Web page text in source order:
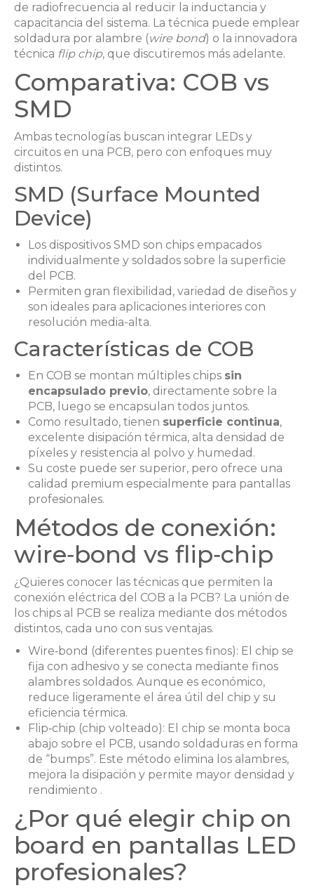
de radiofrecuencia al reducir la inductancia y
capacitancia del sistema. La técnica puede emplear
soldadura por alambre (wire bond) o la innovadora
técnica flip chip, que discutiremos más adelante.
Comparativa: COB vs
SMD
Ambas tecnologías buscan integrar LEDs y
circuitos en una PCB, pero con enfoques muy
distintos.
SMD (Surface Mounted
Device)
Los dispositivos SMD son chips empacados
individualmente y soldados sobre la superficie
del PCB.
Permiten gran flexibilidad, variedad de diseños y
son ideales para aplicaciones interiores con
resolución media-alta.
Características de COB
En COB se montan múltiples chips sin
encapsulado previo, directamente sobre la
PCB, luego se encapsulan todos juntos.
Como resultado, tienen superficie continua,
excelente disipación térmica, alta densidad de
píxeles y resistencia al polvo y humedad.
Su coste puede ser superior, pero ofrece una
calidad premium especialmente para pantallas
profesionales.
Métodos de conexión:
wire‑bond vs flip‑chip
¿Quieres conocer las técnicas que permiten la
conexión eléctrica del COB a la PCB? La unión de
los chips al PCB se realiza mediante dos métodos
distintos, cada uno con sus ventajas.
Wire‑bond (diferentes puentes finos): El chip se
fija con adhesivo y se conecta mediante finos
alambres soldados. Aunque es económico,
reduce ligeramente el área útil del chip y su
eficiencia térmica.
Flip‑chip (chip volteado): El chip se monta boca
abajo sobre el PCB, usando soldaduras en forma
de “bumps”. Este método elimina los alambres,
mejora la disipación y permite mayor densidad y
rendimiento .
¿Por qué elegir chip on
board en pantallas LED
profesionales?